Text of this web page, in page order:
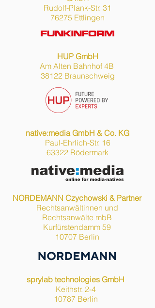
Rudolf-Plank-Str. 31
76275 Ettlingen
HUP GmbH​
Am Alten Bahnhof 4B
38122 Braunschweig
native:media GmbH & Co. KG
Paul-Ehrlich-Str. 16
63322 Rödermark
NORDEMANN Czychowski & Partner
Rechtsanwältinnen und
Rechtsanwälte mbB
Kurfürstendamm 59
10707 Berlin
sprylab technologies GmbH
Keithstr. 2-4
10787 Berlin